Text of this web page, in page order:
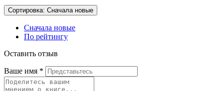
Сортировка: Сначала новые
Сначала новые
По рейтингу
Оставить отзыв
Ваше имя *